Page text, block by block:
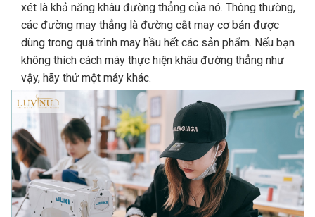
xét là khả năng khâu đường thẳng của nó. Thông thường,
các đường may thẳng là đường cắt may cơ bản được
dùng trong quá trình may hầu hết các sản phẩm. Nếu bạn
không thích cách máy thực hiện khâu đường thẳng như
vậy, hãy thử một máy khác.